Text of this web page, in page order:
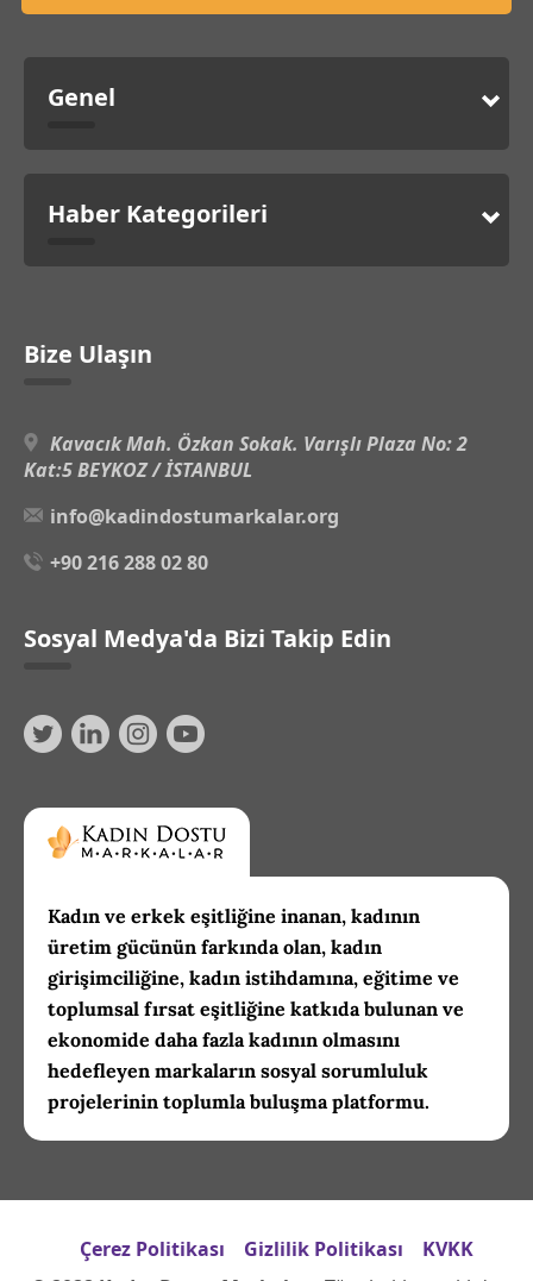
Genel
Haber Kategorileri
Bize Ulaşın
Kavacık Mah. Özkan Sokak. Varışlı Plaza No: 2
Kat:5 BEYKOZ / İSTANBUL
info@kadindostumarkalar.org
+90 216 288 02 80
Sosyal Medya'da Bizi Takip Edin
Kadın ve erkek eşitliğine inanan, kadının
üretim gücünün farkında olan, kadın
girişimciliğine, kadın istihdamına, eğitime ve
toplumsal fırsat eşitliğine katkıda bulunan ve
ekonomide daha fazla kadının olmasını
hedefleyen markaların sosyal sorumluluk
projelerinin toplumla buluşma platformu.
Çerez Politikası Gizlilik Politikası
KVKK